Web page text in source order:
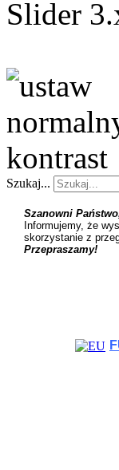
Szukaj...
Szanowni
Informujemy, że
skorzystanie z
Przepraszamy!